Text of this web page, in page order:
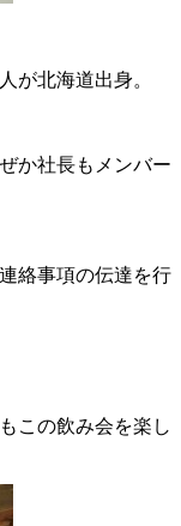
が北海道出身。
か社長もメンバー
絡事項の伝達を行
この飲み会を楽し